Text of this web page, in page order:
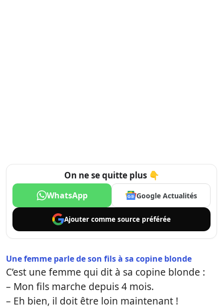
On ne se quitte plus 👇
WhatsApp Google Actualités
Ajouter comme source préférée
Une femme parle de son fils à sa copine blonde
C’est une femme qui dit à sa copine blonde :
– Mon fils marche depuis 4 mois.
– Eh bien, il doit être loin maintenant !